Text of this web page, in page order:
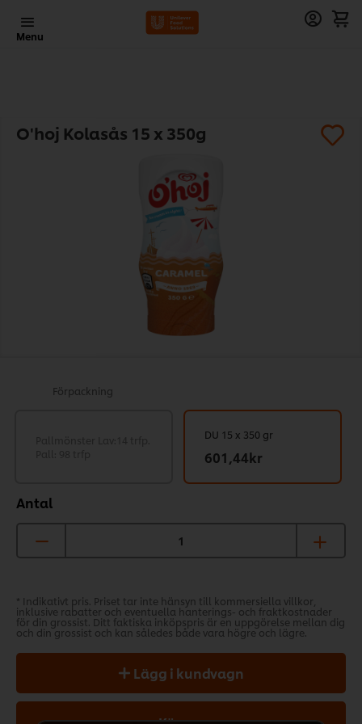
Menu
O'hoj Kolasås 15 x 350g
Förpackning
Antal
DU 15 x 350 gr
601,44kr
* Indikativt pris. Priset tar inte hänsyn till kommersiella villkor,
inklusive rabatter och eventuella hanterings- och fraktkostnader
för din grossist. Ditt faktiska inköpspris är en uppgörelse mellan dig
och din grossist och kan således både vara högre och lägre.
Lägg i kundvagn